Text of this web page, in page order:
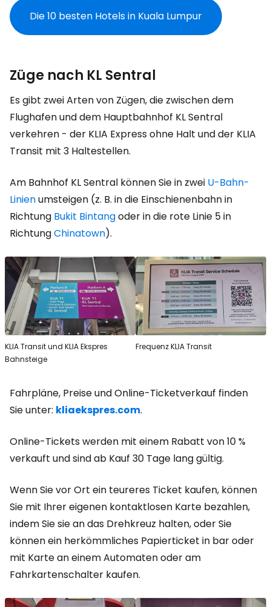
Die 10 besten Hotels in Kuala Lumpur
Züge nach KL Sentral
Es gibt zwei Arten von Zügen, die zwischen dem
Flughafen und dem Hauptbahnhof KL Sentral
verkehren - der KLIA Express ohne Halt und der KLIA
Transit mit 3 Haltestellen.
Am Bahnhof KL Sentral können Sie in zwei U-Bahn-
Linienumsteigen (z. B. in die Einschienenbahn in
Richtung Bukit Bintangoder in die rote Linie 5 in
RichtungChinatown).
KLIA Transit und KLIA Ekspres
Bahnsteige
Frequenz KLIA Transit
Fahrpläne, Preise und Online-Ticketverkauf finden
Sie unter: kliaekspres.com.
Online-Tickets werden mit einem Rabatt von 10 %
verkauft und sind ab Kauf 30 Tage lang gültig.
Wenn Sie vor Ort ein teureres Ticket kaufen, können
Sie mit Ihrer eigenen kontaktlosen Karte bezahlen,
indem Sie sie an das Drehkreuz halten, oder Sie
können ein herkömmliches Papierticket in bar oder
mit Karte an einem Automaten oder am
Fahrkartenschalter kaufen.